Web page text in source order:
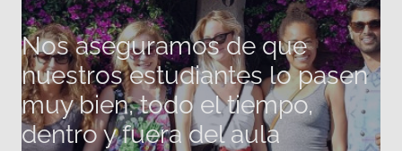
Nos aseguramos de que
nuestros estudiantes lo pasen
muy bien, todo el tiempo,
dentro y fuera del aula